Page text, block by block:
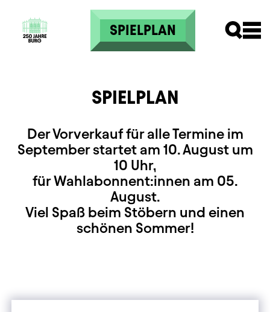
Direkt zum Inhalt
SPIELPLAN
SPIELPLAN
Der Vorverkauf für alle Termine im
September startet am 10. August um
10 Uhr,
für Wahlabonnent:innen am 05.
August.
Viel Spaß beim Stöbern und einen
schönen Sommer!